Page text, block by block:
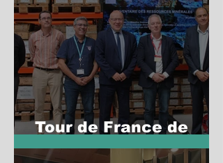
Tour de France de
l'industrie